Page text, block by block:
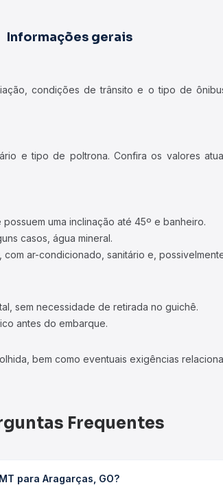
Informações gerais
condições de trânsito e o tipo de
e tipo de poltrona. Confira os valores
uma inclinação até 45º e banheiro.
casos, água mineral.
ar-condicionado, sanitário e,
sem necessidade de retirada no guichê.
antes do embarque.
bem como eventuais exigências
Frequentes
para Aragarças, GO?